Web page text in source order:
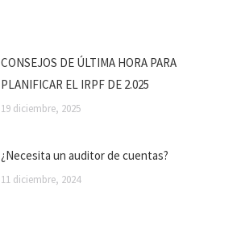
CONSEJOS DE ÚLTIMA HORA PARA
PLANIFICAR EL IRPF DE 2.025
19 diciembre, 2025
¿Necesita un auditor de cuentas?
11 diciembre, 2024